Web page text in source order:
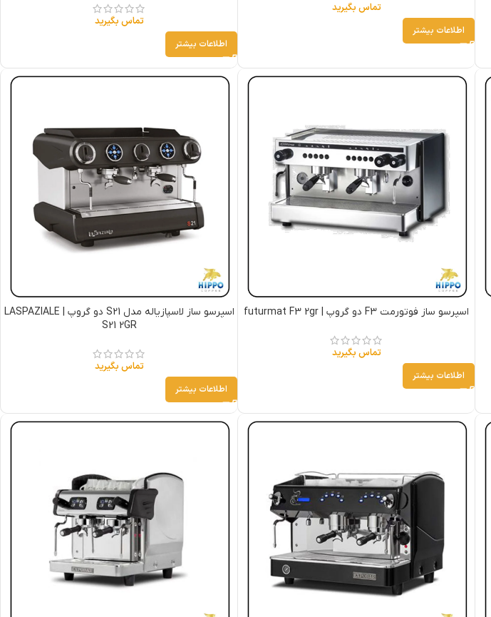
تماس بگیرید
اطلاعات بیشتر
تماس بگیرید
اطلاعات بیشتر
اسپرسو ساز فوتورمت F3 دو گروپ | futurmat F3 2gr
تماس بگیرید
اطلاعات بیشتر
اسپرسو ساز لاسپازیاله مدل S21 دو گروپ | LASPAZIALE
S21 2GR
تماس بگیرید
اطلاعات بیشتر